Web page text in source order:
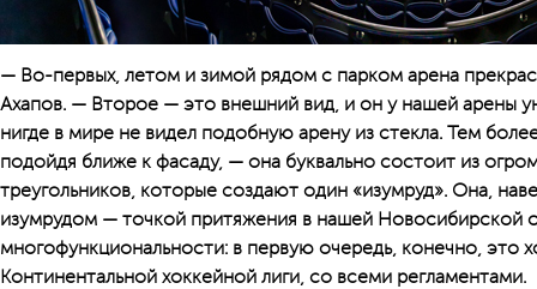
— Во-первых, летом и зимой рядом с парком арена
Ахапов. — Второе — это внешний вид, и он у нашей арены
нигде в мире не видел подобную арену из стекла. Тем
подойдя ближе к фасаду, — она буквально состоит из
треугольников, которые создают один «изумруд». Она,
изумрудом — точкой притяжения в нашей Новосибирской
многофункциональности: в первую очередь, конечно, это
Континентальной хоккейной лиги, со всеми регламентами.